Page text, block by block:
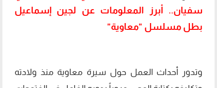
سفيان.. أبرز المعلومات عن لجين إسماعيل
بطل مسلسل "معاوية"
وتدور أحداث العمل حول سيرة معاوية منذ ولادته